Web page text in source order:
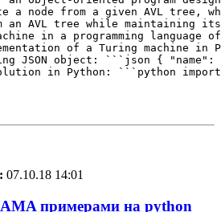
07.10.18 14:01
примерами на python